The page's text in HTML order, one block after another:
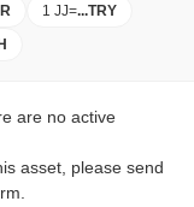
1 JJ=...TRY
are no active
asset, please send